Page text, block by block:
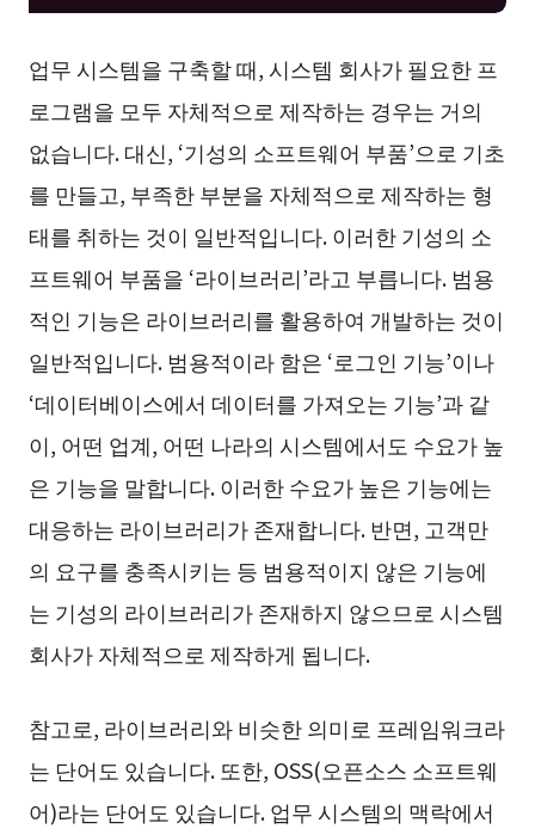
업무 시스템을 구축할 때, 시스템 회사가 필요한 프
로그램을 모두 자체적으로 제작하는 경우는 거의
없습니다. 대신, ‘기성의 소프트웨어 부품’으로 기초
를 만들고, 부족한 부분을 자체적으로 제작하는 형
태를 취하는 것이 일반적입니다. 이러한 기성의 소
프트웨어 부품을 ‘라이브러리’라고 부릅니다. 범용
적인 기능은 라이브러리를 활용하여 개발하는 것이
일반적입니다. 범용적이라 함은 ‘로그인 기능’이나
‘데이터베이스에서 데이터를 가져오는 기능’과 같
이, 어떤 업계, 어떤 나라의 시스템에서도 수요가 높
은 기능을 말합니다. 이러한 수요가 높은 기능에는
대응하는 라이브러리가 존재합니다. 반면, 고객만
의 요구를 충족시키는 등 범용적이지 않은 기능에
는 기성의 라이브러리가 존재하지 않으므로 시스템
회사가 자체적으로 제작하게 됩니다.
참고로, 라이브러리와 비슷한 의미로 프레임워크라
는 단어도 있습니다. 또한, OSS(오픈소스 소프트웨
어)라는 단어도 있습니다. 업무 시스템의 맥락에서